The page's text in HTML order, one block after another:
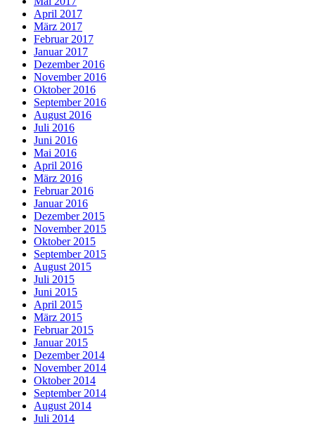
April 2017
März 2017
Februar 2017
Januar 2017
Dezember 2016
November 2016
Oktober 2016
September 2016
August 2016
Juli 2016
Juni 2016
Mai 2016
April 2016
März 2016
Februar 2016
Januar 2016
Dezember 2015
November 2015
Oktober 2015
September 2015
August 2015
Juli 2015
Juni 2015
April 2015
März 2015
Februar 2015
Januar 2015
Dezember 2014
November 2014
Oktober 2014
September 2014
August 2014
Juli 2014